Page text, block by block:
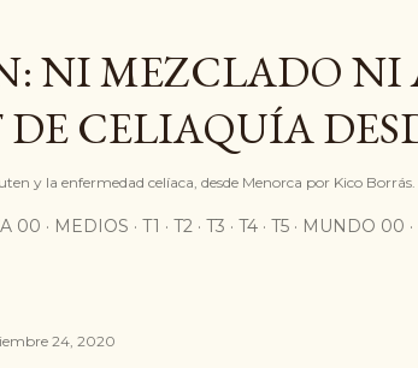
NI MEZCLADO NI
DE CELIAQUÍA
y la enfermedad celíaca, desde Menorca por Kico
00 MEDIOS T1 T2 T3 T4 T5 MUNDO 00
24, 2020